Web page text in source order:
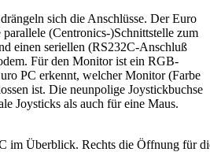
sich die Anschlüsse. Der Euro
(Centronics-)Schnittstelle zum
einen seriellen (RS232C-Anschluß
Für den Monitor ist ein RGB-
PC erkennt, welcher Monitor (Farbe
ist. Die neunpolige Joystickbuchse
Joysticks als auch für eine Maus.
im Überblick. Rechts die Öffnung für